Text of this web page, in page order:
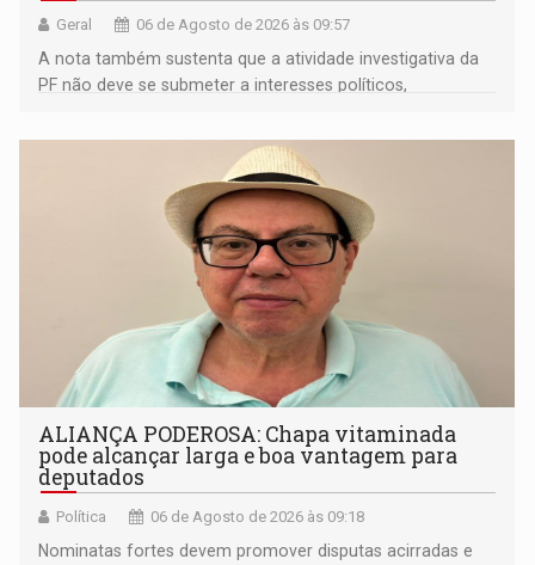
Geral 06 de Agosto de 2026 às 09:57
A nota também sustenta que a atividade investigativa da
PF não deve se submeter a interesses políticos,
ALIANÇA PODEROSA: Chapa vitaminada
pode alcançar larga e boa vantagem para
deputados
Política 06 de Agosto de 2026 às 09:18
Nominatas fortes devem promover disputas acirradas e